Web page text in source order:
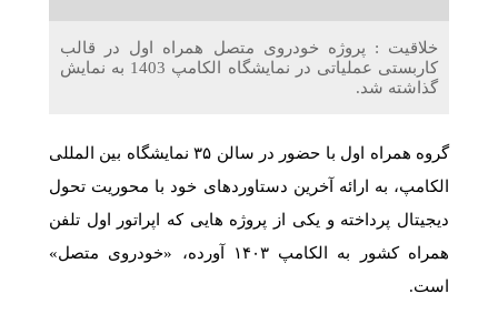
خلاقیت : پروژه خودروی متصل همراه اول در قالب
کاربستی عملیاتی در نمایشگاه الکامپ 1403 به نمایش
گذاشته شد.
گروه همراه اول با حضور در سالن ۳۵ نمایشگاه بین المللی
الکامپ، به ارائه آخرین دستاوردهای خود با محوریت تحول
دیجیتال پرداخته و یکی از پروژه هایی که اپراتور اول تلفن
همراه کشور به الکامپ ۱۴۰۳ آورده، «خودروی متصل»
است.